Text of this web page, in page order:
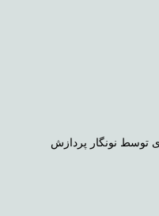
نونگار پردازش